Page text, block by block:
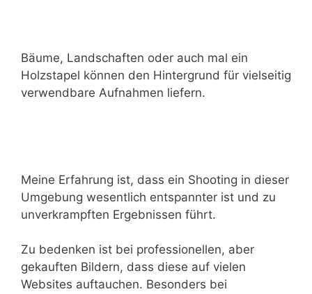
Bäume, Landschaften oder auch mal ein
Holzstapel können den Hintergrund für vielseitig
verwendbare Aufnahmen liefern.
Meine Erfahrung ist, dass ein Shooting in dieser
Umgebung wesentlich entspannter ist und zu
unverkrampften Ergebnissen führt.
Zu bedenken ist bei professionellen, aber
gekauften Bildern, dass diese auf vielen
Websites auftauchen. Besonders bei